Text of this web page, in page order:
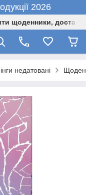
2026
щоденники,
недатовані